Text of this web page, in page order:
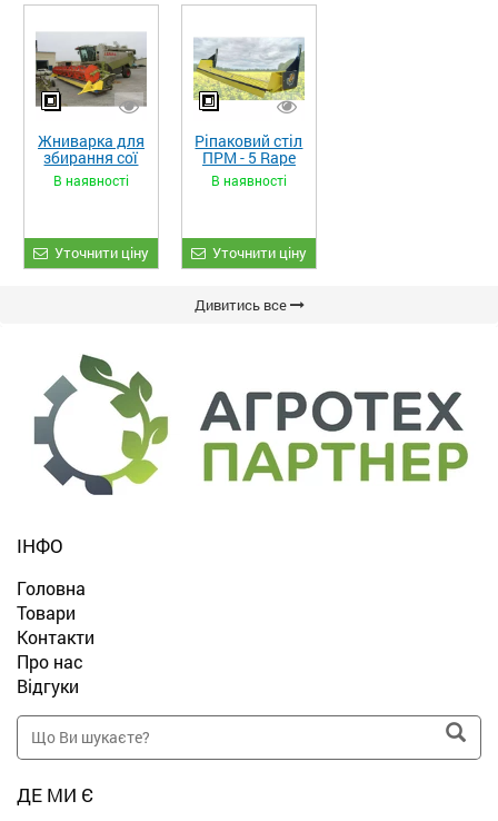
Жниварка для
збирання сої
та гороху
«ETTARO»
В наявності
Уточнити ціну
Ріпаковий стіл
ПРМ - 5 Rape
Fiore
В наявності
Уточнити ціну
Дивитись все
ІНФО
Головна
Товари
Контакти
Про нас
Відгуки
ДЕ МИ Є